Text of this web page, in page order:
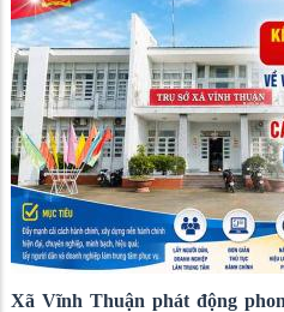
Xã Vĩnh Thuận phát động